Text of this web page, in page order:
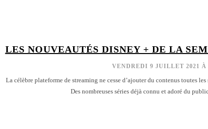
LES NOUVEAUTÉS DISNEY + DE LA
VENDREDI 9 JUILLET 2021 À
La célèbre plateforme de streaming ne cesse d’ajouter du contenus toutes
Des nombreuses séries déjà connu et adoré du